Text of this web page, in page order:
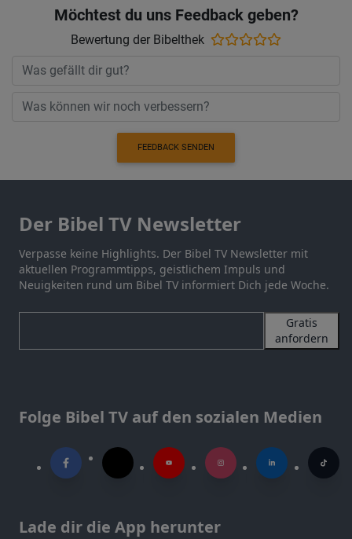
Möchtest du uns Feedback geben?
Bewertung der Bibelthek
FEEDBACK SENDEN
Der Bibel TV Newsletter
Verpasse keine Highlights. Der Bibel TV Newsletter mit
aktuellen Programmtipps, geistlichem Impuls und
Neuigkeiten rund um Bibel TV informiert Dich jede Woche.
Gratis
anfordern
Folge Bibel TV auf den sozialen Medien
Lade dir die App herunter